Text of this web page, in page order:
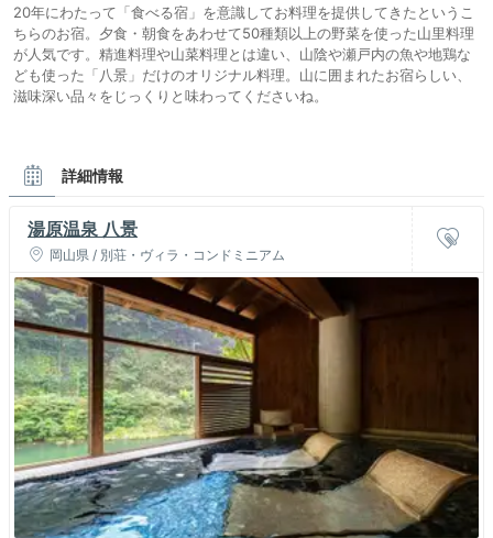
20年にわたって「食べる宿」を意識してお料理を提供してきたというこ
ちらのお宿。夕食・朝食をあわせて50種類以上の野菜を使った山里料理
が人気です。精進料理や山菜料理とは違い、山陰や瀬戸内の魚や地鶏な
ども使った「八景」だけのオリジナル料理。山に囲まれたお宿らしい、
滋味深い品々をじっくりと味わってくださいね。
詳細情報
湯原温泉 八景
岡山県 / 別荘・ヴィラ・コンドミニアム